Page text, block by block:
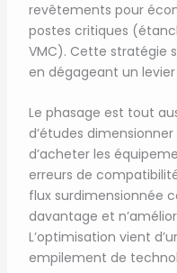
revêtements pour
postes critiques
VMC). Cette stratégie
en dégageant un
Le phasage est tout
d’études
d’acheter les
erreurs de
flux surdimensionnée
davantage et
L’optimisation vient
empilement de